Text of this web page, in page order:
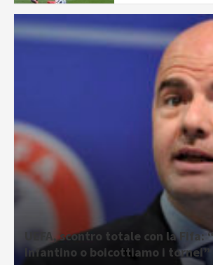
UEFA, scontro totale con la Fifa:
Infantino o boicottiamo i tornei”